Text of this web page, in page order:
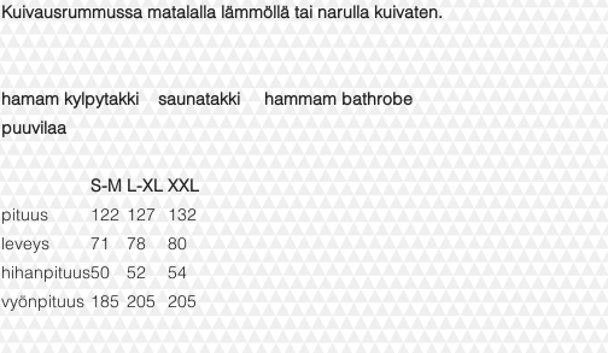
Kuivausrummussa matalalla lämmöllä tai narulla kuivaten.
hamam kylpytakki saunatakki hammam bathrobe
puuvilaa
S-M L-XL XXL
pituus
122 127
132
leveys
71 78
80
hihanpituus50 52
54
vyönpituus 185 205 205